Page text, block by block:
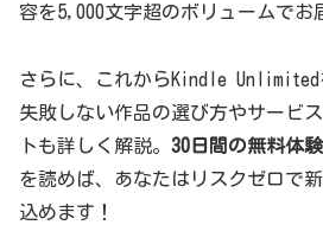
容を5,000文字超のボリュームでお
さらに、これからKindle Unlimited
失敗しない作品の選び方やサービ
トも詳しく解説。 30日間の無料体験
を読めば、あなたはリスクゼロで
込めます！